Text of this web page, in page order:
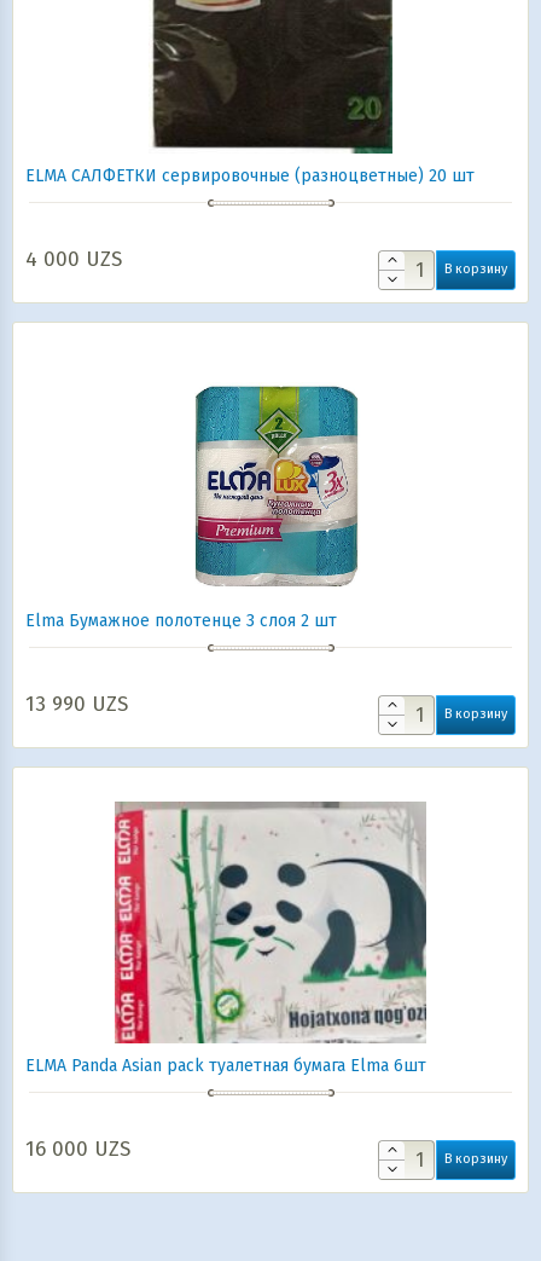
ELMA САЛФЕТКИ сервировочные (разноцветные) 20 шт
4 000 UZS В корзину
Elma Бумажное полотенце 3 слоя 2 шт
13 990 UZS В корзину
ELMA Panda Asian pack туалетная бумага Elma 6шт
16 000 UZS В корзину